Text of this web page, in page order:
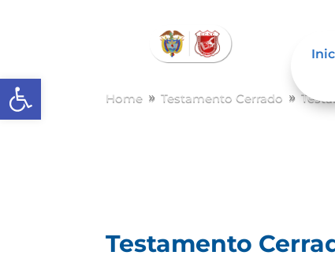
Abrir barra de herramientas
Home 9 Testamento Cerrado 9
Testamento